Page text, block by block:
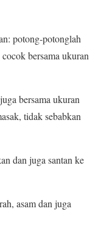
potong-potonglah
bersama ukuran
bersama ukuran
tidak sebabkan
dan juga santan ke
asam dan juga